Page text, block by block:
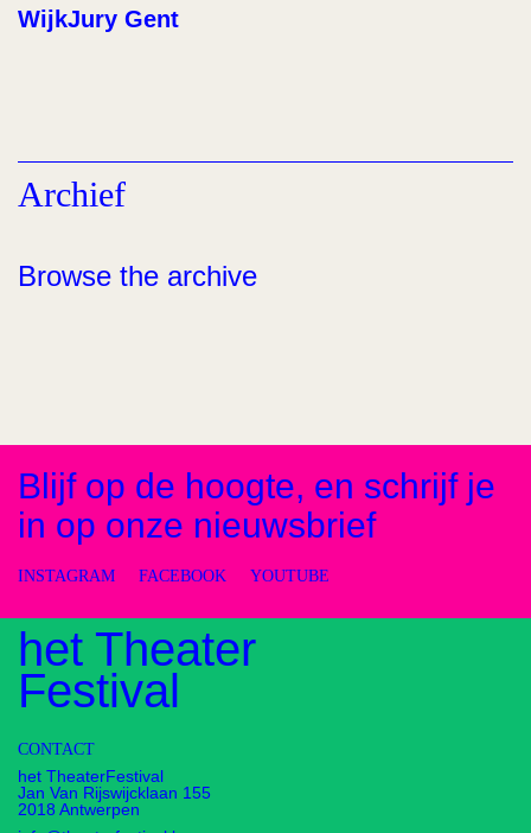
WijkJury Gent
Archief
Browse the archive
Blijf op de hoogte, en schrijf je
in op onze nieuwsbrief
INSTAGRAM FACEBOOK YOUTUBE
het Theater
Festival
CONTACT
het TheaterFestival
Jan Van Rijswijcklaan 155
2018 Antwerpen